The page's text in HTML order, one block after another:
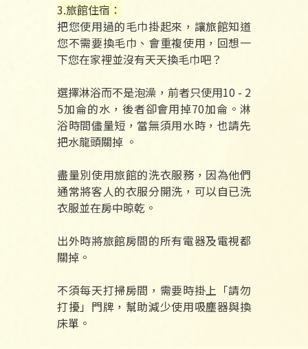
3.旅館住宿：
把您使用過的毛巾掛起來，讓旅館知道
您不需要換毛巾、會重複使用，回想一
下您在家裡並沒有天天換毛巾吧？
選擇淋浴而不是泡澡，前者只使用10 - 2
5加侖的水，後者卻會用掉70加侖。淋
浴時間儘量短，當無須用水時，也請先
把水龍頭關掉 。
盡量別使用旅館的洗衣服務，因為他們
通常將客人的衣服分開洗，可以自已洗
衣服並在房中晾乾。
出外時將旅館房間的所有電器及電視都
關掉。
不須每天打掃房間，需要時掛上「請勿
打擾」門牌，幫助減少使用吸塵器與換
床單。